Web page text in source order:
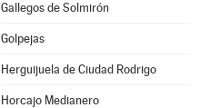
Gallegos de Solmirón
Golpejas
Herguijuela de Ciudad Rodrigo
Horcajo Medianero